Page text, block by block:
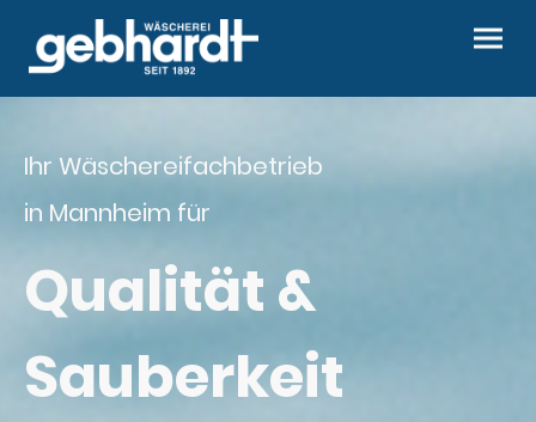
Ihr Wäschereifachbetrieb
in Mannheim für
Qualität &
Sauberkeit